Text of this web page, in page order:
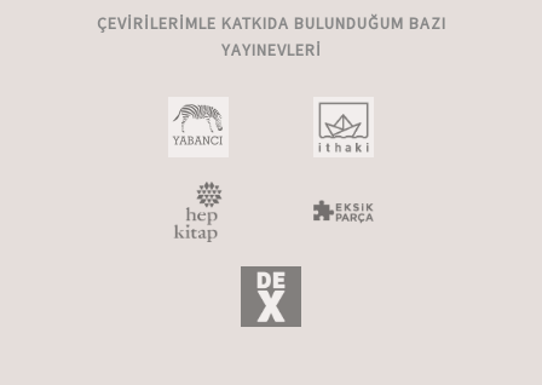
ÇEVIRILERIMLE KATKIDA BULUNDUĞUM BAZI
YAYINEVLERI